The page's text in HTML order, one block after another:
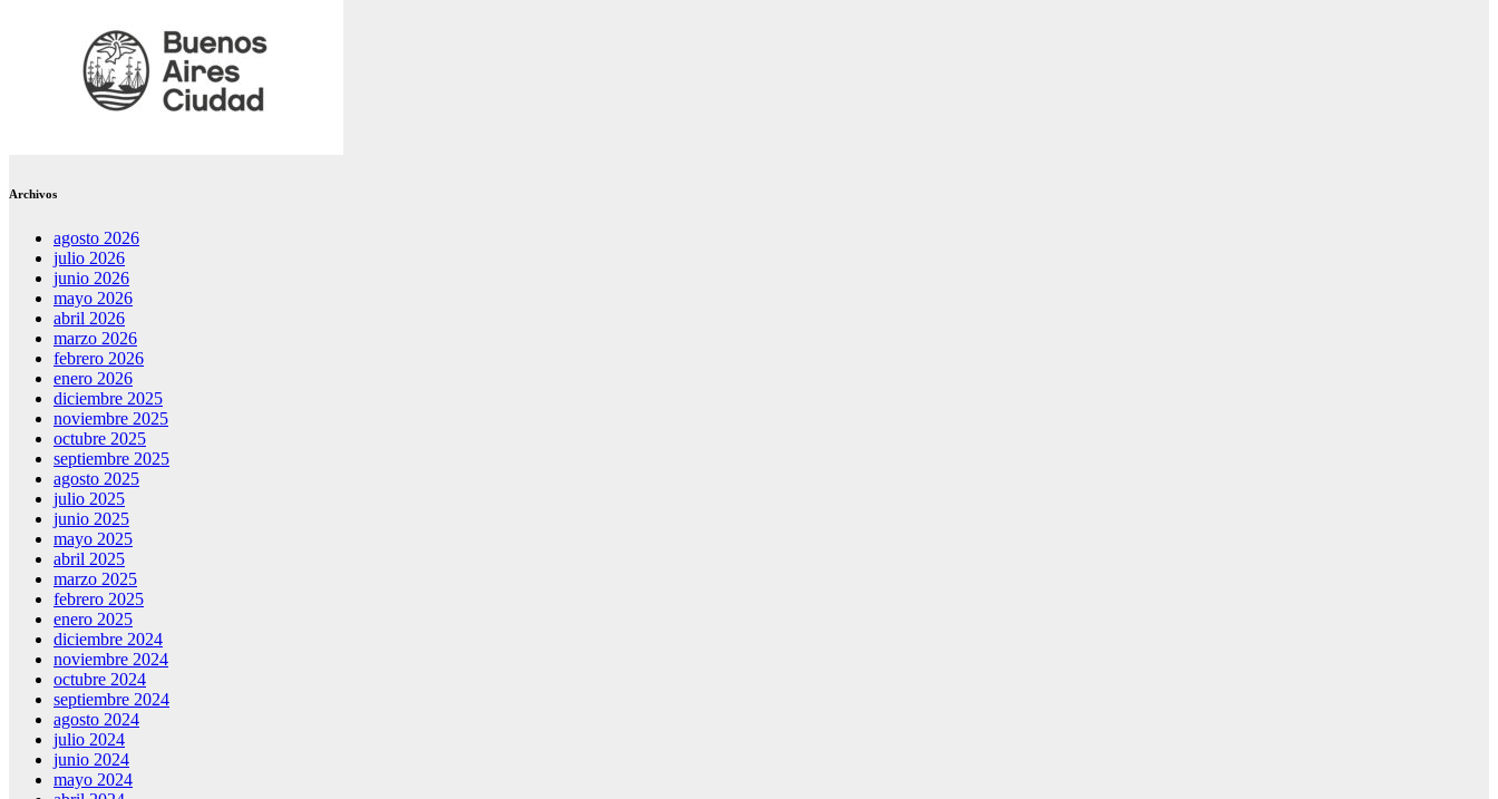
Archivos
agosto 2026
julio 2026
junio 2026
mayo 2026
abril 2026
marzo 2026
febrero 2026
enero 2026
diciembre 2025
noviembre 2025
octubre 2025
septiembre 2025
agosto 2025
julio 2025
junio 2025
mayo 2025
abril 2025
marzo 2025
febrero 2025
enero 2025
diciembre 2024
noviembre 2024
octubre 2024
septiembre 2024
agosto 2024
julio 2024
junio 2024
mayo 2024